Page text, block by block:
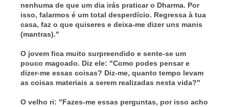
nenhuma de que um dia irás praticar o Dharma. Por
isso, falarmos é um total desperdício. Regressa à tua
casa, faz o que quiseres e deixa-me dizer uns manis
(mantras)."
O jovem fica muito surpreendido e sente-se um
pouco magoado. Diz ele: "Como podes pensar e
dizer-me essas coisas? Diz-me, quanto tempo levam
as coisas materiais a serem realizadas nesta vida?"
O velho ri: "Fazes-me essas perguntas, por isso acho